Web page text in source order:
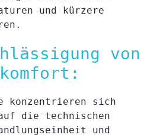
und kürzere
von
konzentrieren sich
die technischen
und